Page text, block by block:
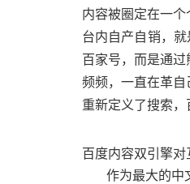
内容被圈定在一
台内自产自销，
百家号，而是通
频频，一直在革
重新定义了搜索，
百度内容双引擎对
作为最大的中